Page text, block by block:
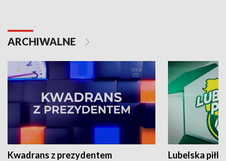
ARCHIWALNE
Kwadrans z prezydentem Lubelska piłka